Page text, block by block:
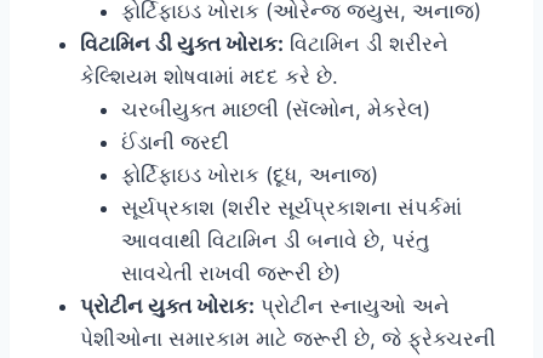
ફોર્ટિફાઇડ ખોરાક (ઓરેન્જ જ્યુસ, અનાજ)
વિટામિન ડી યુક્ત ખોરાક: વિટામિન ડી શરીરને
કેલ્શિયમ શોષવામાં મદદ કરે છે.
ચરબીયુક્ત માછલી (સૅલ્મોન, મેકરેલ)
ઈંડાની જરદી
ફોર્ટિફાઇડ ખોરાક (દૂધ, અનાજ)
સૂર્યપ્રકાશ (શરીર સૂર્યપ્રકાશના સંપર્કમાં
આવવાથી વિટામિન ડી બનાવે છે, પરંતુ
સાવચેતી રાખવી જરૂરી છે)
પ્રોટીન યુક્ત ખોરાક: પ્રોટીન સ્નાયુઓ અને
પેશીઓના સમારકામ માટે જરૂરી છે, જે ફ્રેક્ચરની